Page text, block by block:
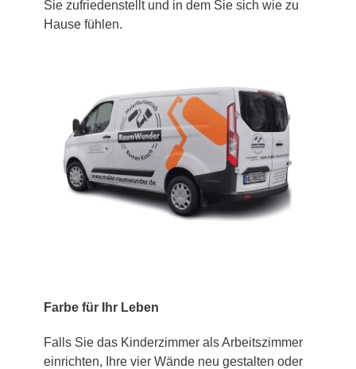
Sie zufriedenstellt und in dem Sie sich wie zu
Hause fühlen.
Farbe für Ihr Leben
Falls Sie das Kinderzimmer als Arbeitszimmer
einrichten, Ihre vier Wände neu gestalten oder